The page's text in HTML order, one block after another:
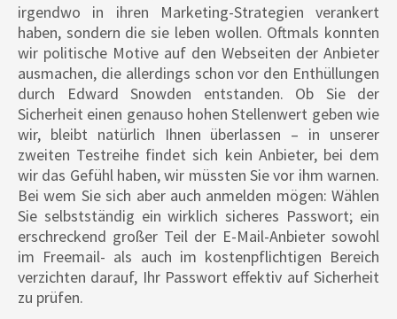
irgendwo in ihren Marketing-Strategien verankert
haben, sondern die sie leben wollen. Oftmals konnten
wir politische Motive auf den Webseiten der Anbieter
ausmachen, die allerdings schon vor den Enthüllungen
durch Edward Snowden entstanden. Ob Sie der
Sicherheit einen genauso hohen Stellenwert geben wie
wir, bleibt natürlich Ihnen überlassen – in unserer
zweiten Testreihe findet sich kein Anbieter, bei dem
wir das Gefühl haben, wir müssten Sie vor ihm warnen.
Bei wem Sie sich aber auch anmelden mögen: Wählen
Sie selbstständig ein wirklich sicheres Passwort; ein
erschreckend großer Teil der E-Mail-Anbieter sowohl
im Freemail- als auch im kostenpflichtigen Bereich
verzichten darauf, Ihr Passwort effektiv auf Sicherheit
zu prüfen.